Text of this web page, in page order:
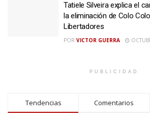
Tatiele Silveira explica el
la eliminación de Colo
Libertadores
POR VICTOR GUERRA
PUBLICIDAD
Tendencias Comentarios